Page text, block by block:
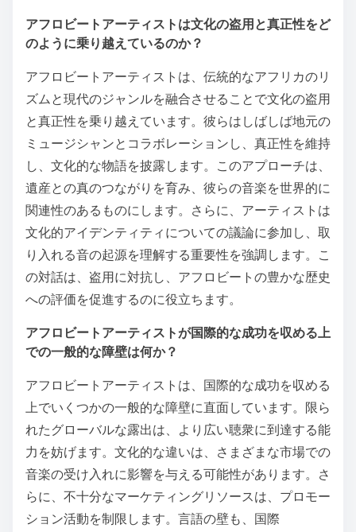
アフロビートアーティストは文化の盗用と真正性をど
のように乗り越えているのか？
アフロビートアーティストは、伝統的なアフリカのリ
ズムと現代のジャンルを融合させることで文化の盗用
と真正性を乗り越えています。彼らはしばしば地元の
ミュージシャンとコラボレーションし、真正性を維持
し、文化的な物語を披露します。このアプローチは、
遺産との真のつながりを育み、彼らの音楽を世界的に
関連性のあるものにします。さらに、アーティストは
文化的アイデンティティについての議論に参加し、取
り入れる音の起源を理解する重要性を強調します。こ
の対話は、盗用に対抗し、アフロビートの豊かな歴史
への評価を促進するのに役立ちます。
アフロビートアーティストが国際的な成功を収める上
での一般的な障壁は何か？
アフロビートアーティストは、国際的な成功を収める
上でいくつかの一般的な障壁に直面しています。限ら
れたグローバルな露出は、より広い聴衆に到達する能
力を妨げます。文化的な違いは、さまざまな市場での
音楽の受け入れに影響を与える可能性があります。さ
らに、不十分なマーケティングリソースは、プロモー
ション活動を制限します。言語の壁も、国際